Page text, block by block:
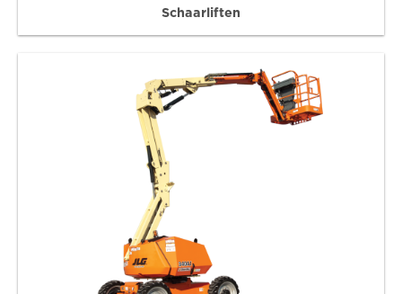
Schaarliften